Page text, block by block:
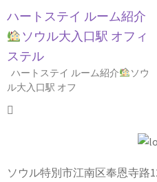
ハートステイ ルーム紹介
ソウル大入口駅 オフィ
ステル
ハートステイ ルーム紹介
ソウ
ル大入口駅 オフ
ソウル特別市江南区奉恩寺路